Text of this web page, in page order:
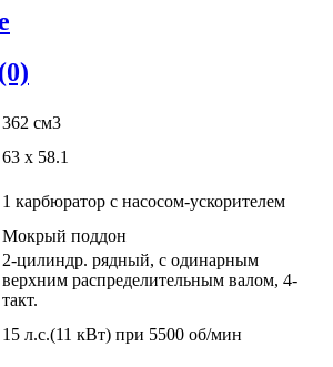
362 см3
63 x 58.1
1 карбюратор с насосом-ускорителем
Мокрый поддон
2-цилиндр. рядный, с одинарным
верхним распределительным валом, 4-
такт.
15 л.с.(11 кВт) при 5500 об/мин